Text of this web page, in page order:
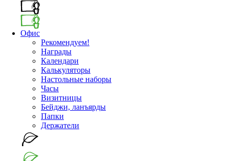
Офис
Рекомендуем!
Награды
Календари
Калькуляторы
Настольные наборы
Часы
Визитницы
Бейджи, ланъярды
Папки
Держатели